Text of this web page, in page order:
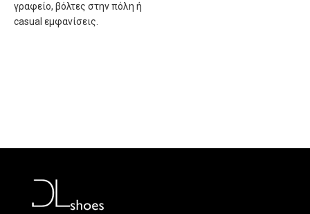
γραφείο, βόλτες στην πόλη ή
casual εμφανίσεις.